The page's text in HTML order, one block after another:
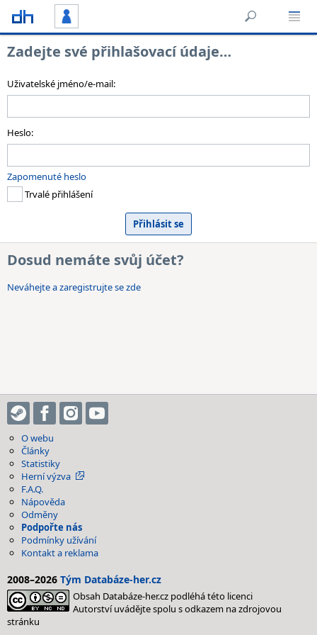
Zadejte své přihlašovací údaje…
Uživatelské jméno/e-mail:
Heslo:
Zapomenuté heslo
Trvalé přihlášení
Dosud nemáte svůj účet?
Neváhejte a zaregistrujte se zde
O webu
Články
Statistiky
Herní výzva
F.A.Q.
Nápověda
Odměny
Podpořte nás
Podmínky užívání
Kontakt a reklama
2008–2026 Tým Databáze-her.cz
Obsah Databáze-her.cz podléhá této licenci
Autorství uvádějte spolu s odkazem na zdrojovou
stránku